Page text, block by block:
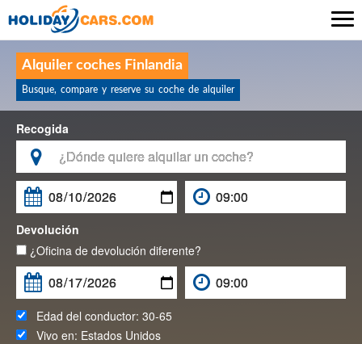
Alquiler coches Finlandia
Busque, compare y reserve su coche de alquiler
Recogida


Devolución
¿Oficina de devolución diferente?
Edad del conductor: 30-65
Vivo en: Estados Unidos